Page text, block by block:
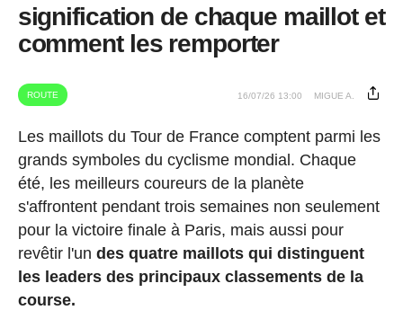
signification de chaque maillot et
comment les remporter
ROUTE 16/07/26 13:00 MIGUE A.
Les maillots du Tour de France comptent parmi les
grands symboles du cyclisme mondial. Chaque
été, les meilleurs coureurs de la planète
s'affrontent pendant trois semaines non seulement
pour la victoire finale à Paris, mais aussi pour
revêtir l'un des quatre maillots qui distinguent
les leaders des principaux classements de la
course.